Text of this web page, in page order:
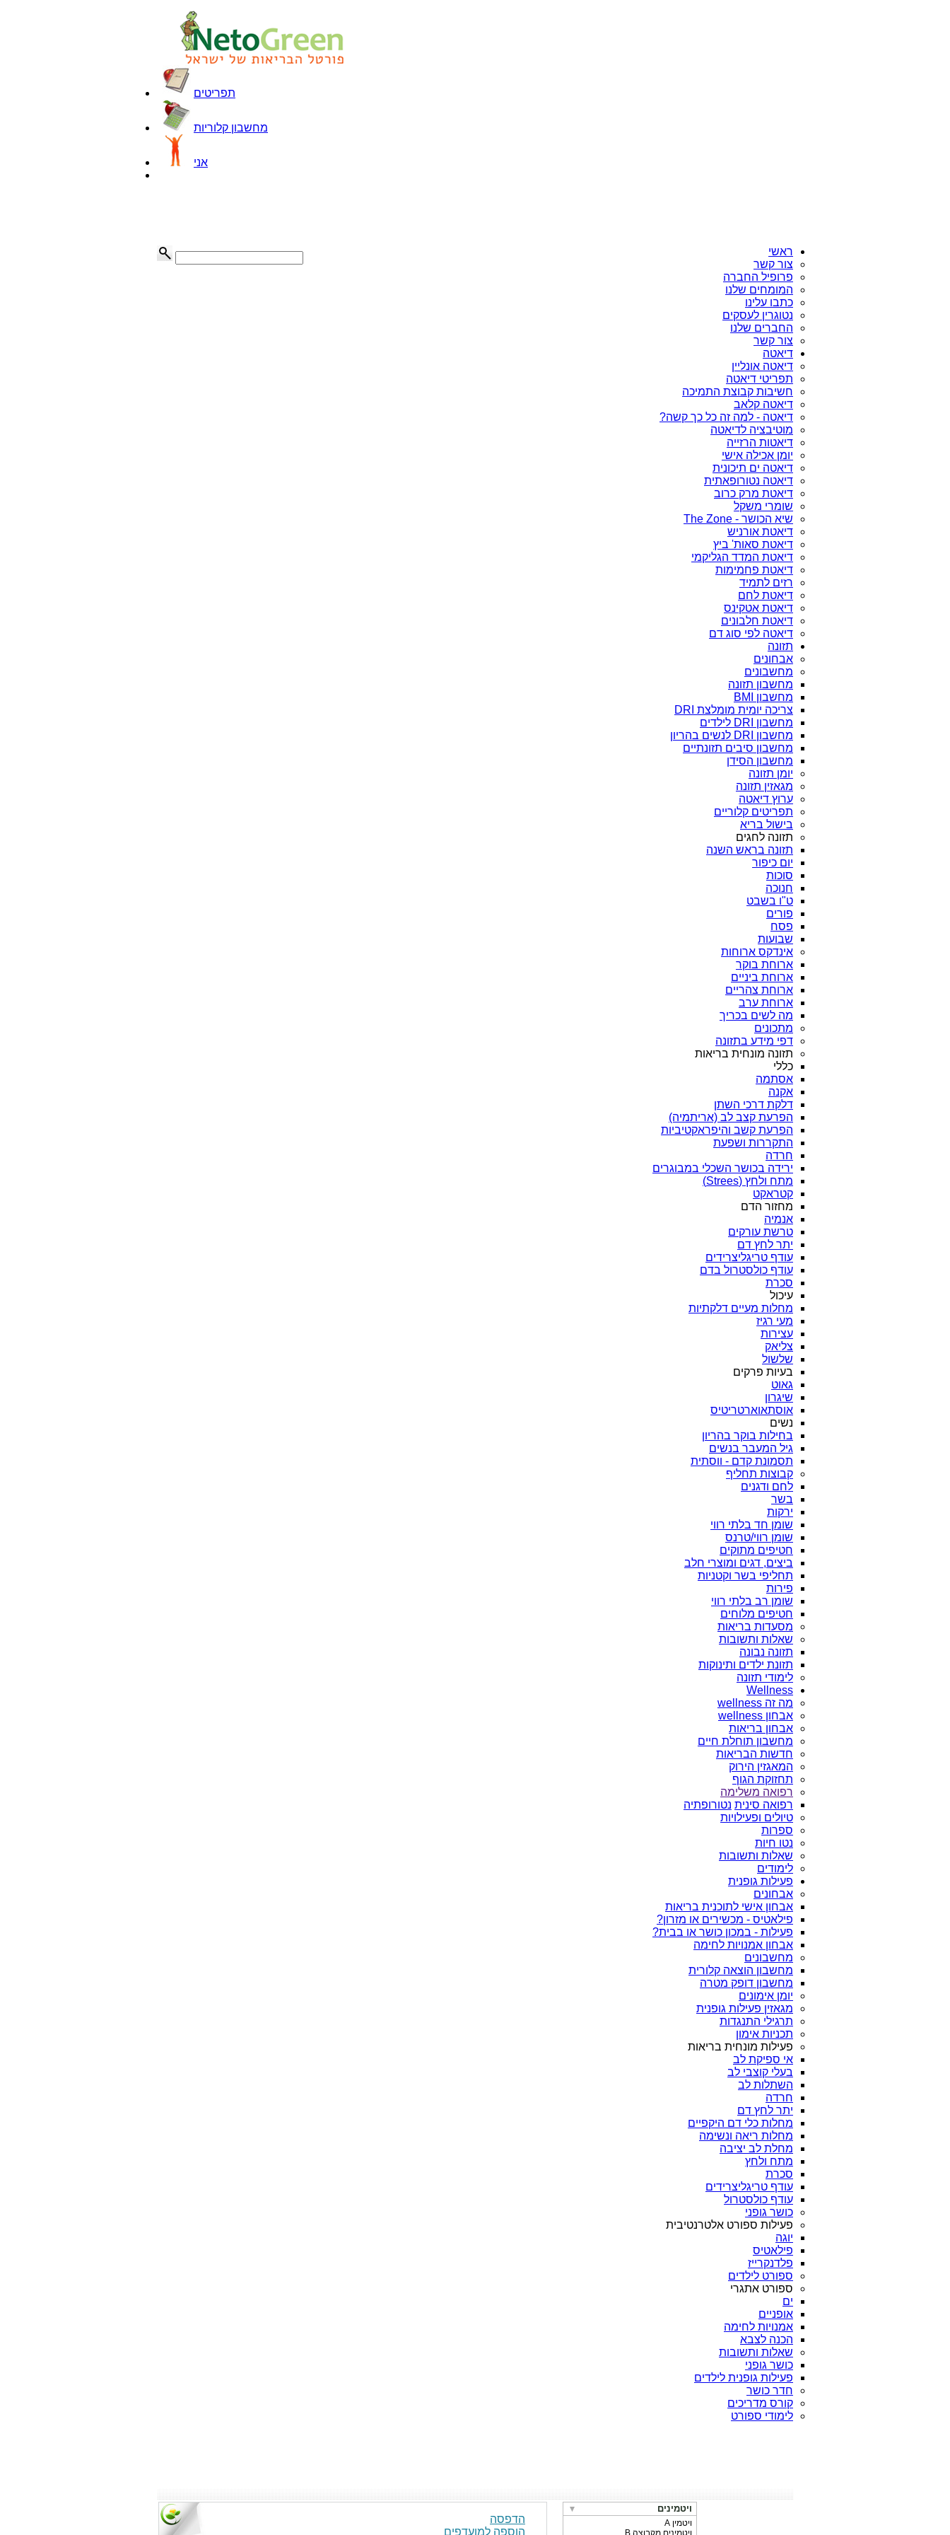
תפריטים
מחשבון קלוריות
אני
ראשי
צור קשר
פרופיל החברה
המומחים שלנו
כתבו עלינו
נטוגרין לעסקים
החברים שלנו
צור קשר
דיאטה
דיאטה אונליין
תפריטי דיאטה
חשיבות קבוצת התמיכה
דיאטה קלאב
דיאטה - למה זה כל כך קשה?
מוטיבציה לדיאטה
דיאטות הרזייה
יומן אכילה אישי
דיאטה ים תיכונית
דיאטה נטורופאתית
דיאטת מרק כרוב
שומרי משקל
שיא הכושר - The Zone
דיאטת אורניש
דיאטת סאות' ביץ
דיאטת המדד הגליקמי
דיאטת פחמימות
רזים לתמיד
דיאטת לחם
דיאטת אטקינס
דיאטת חלבונים
דיאטה לפי סוג דם
תזונה
אבחונים
מחשבונים
מחשבון תזונה
מחשבון BMI
צריכה יומית מומלצת DRI
מחשבון DRI לילדים
מחשבון DRI לנשים בהריון
מחשבון סיבים תזונתיים
מחשבון הסידן
יומן תזונה
מגאזין תזונה
ערוץ דיאטה
תפריטים קלוריים
בישול בריא
תזונה לחגים
תזונה בראש השנה
יום כיפור
סוכות
חנוכה
ט"ו בשבט
פורים
פסח
שבועות
אינדקס ארוחות
ארוחת בוקר
ארוחת ביניים
ארוחת צהריים
ארוחת ערב
מה לשים בכריך
מתכונים
דפי מידע בתזונה
תזונה מונחית בריאות
כללי
אסתמה
אקנה
דלקת דרכי השתן
הפרעת קצב לב (אריתמיה)
הפרעת קשב והיפראקטיביות
התקררות ושפעת
חרדה
ירידה בכושר השכלי במבוגרים
מתח ולחץ (Strees)
קטראקט
מחזור הדם
אנמיה
טרשת עורקים
יתר לחץ דם
עודף טריגליצרידים
עודף כולסטרול בדם
סכרת
עיכול
מחלות מעיים דלקתיות
מעי רגיז
עצירות
צליאק
שלשול
בעיות פרקים
גאוט
שיגרון
אוסתאוארטריטיס
נשים
בחילות בוקר בהריון
גיל המעבר בנשים
תסמונת קדם - ווסתית
קבוצות תחליף
לחם ודגנים
בשר
ירקות
שומן חד בלתי רווי
שומן רווי/טרנס
חטיפים מתוקים
ביצים, דגים ומוצרי חלב
תחליפי בשר וקטניות
פירות
שומן רב בלתי רווי
חטיפים מלוחים
מסעדות בריאות
שאלות ותשובות
תזונה נבונה
תזונת ילדים ותינוקות
לימודי תזונה
Wellness
מה זה wellness
אבחון wellness
אבחון בריאות
מחשבון תוחלת חיים
חדשות הבריאות
המאגזין הירוק
תחזוקת הגוף
רפואה משלימה
רפואה סינית נטורופתיה
טיולים ופעילויות
ספרות
נטו חיות
שאלות ותשובות
לימודים
פעילות גופנית
אבחונים
אבחון אישי לתוכנית בריאות
פילאטיס - מכשירים או מזרון?
פעילות - במכון כושר או בבית?
אבחון אמנויות לחימה
מחשבונים
מחשבון הוצאה קלורית
מחשבון דופק מטרה
יומן אימונים
מגאזין פעילות גופנית
תרגילי התנגדות
תכניות אימון
פעילות מונחית בריאות
אי ספיקת לב
בעלי קוצבי לב
השתלות לב
חרדה
יתר לחץ דם
מחלות כלי דם היקפיים
מחלות ריאה ונשימה
מחלת לב יציבה
מתח ולחץ
סכרת
עודף טריגליצרידים
עודף כולסטרול
כושר גופני
פעילות ספורט אלטרנטיבית
יוגה
פילאטיס
פלדנקרייז
ספורט לילדים
ספורט אתגרי
ים
אופניים
אמנויות לחימה
הכנה לצבא
שאלות ותשובות
כושר גופני
פעילות גופנית לילדים
חדר כושר
קורס מדריכים
לימודי ספורט
הדפסה
הוספה למועדפים
ויטמינים
ויטמין A
ויטמינים מקבוצה B